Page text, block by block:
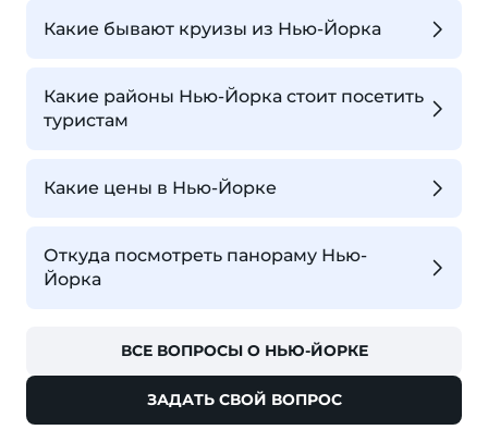
Какие бывают круизы из Нью-Йорка
Какие районы Нью-Йорка стоит посетить
туристам
Какие цены в Нью-Йорке
Откуда посмотреть панораму Нью-
Йорка
ВСЕ ВОПРОСЫ О НЬЮ-ЙОРКЕ
ЗАДАТЬ СВОЙ ВОПРОС